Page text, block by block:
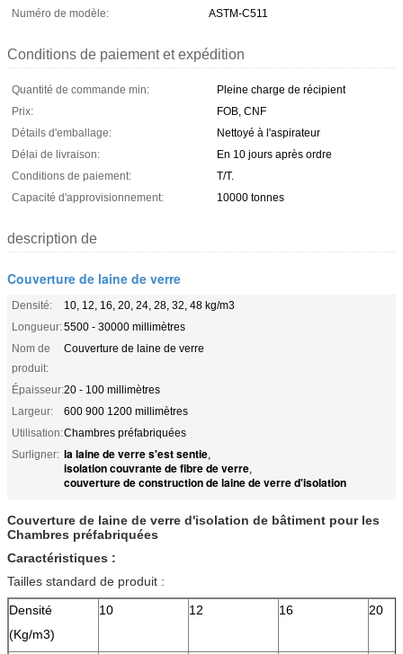
Numéro de modèle:
ASTM-C511
Conditions de paiement et expédition
Quantité de commande min:
Pleine charge de récipient
Prix:
FOB, CNF
Détails d'emballage:
Nettoyé à l'aspirateur
Délai de livraison:
En 10 jours après ordre
Conditions de paiement:
T/T.
Capacité d'approvisionnement:
10000 tonnes
description de
Couverture de laine de verre
Densité:
10, 12, 16, 20, 24, 28, 32, 48 kg/m3
Longueur:5500 - 30000 millimètres
Nom de
produit:
Couverture de laine de verre
Épaisseur:20 - 100 millimètres
Largeur:
600 900 1200 millimètres
Utilisation:Chambres préfabriquées
Surligner: la laine de verre s'est sentie,
isolation couvrante de fibre de verre,
couverture de construction de laine de verre d'isolation
Couverture de laine de verre d'isolation de bâtiment pour les
Chambres préfabriquées
Caractéristiques :
Tailles standard de produit :
Densité
(Kg/m3)
10 12 16 20